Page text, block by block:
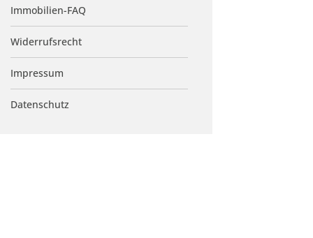
Immobilien-FAQ
Widerrufsrecht
Impressum
Datenschutz